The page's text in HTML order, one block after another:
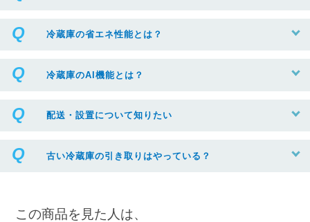
冷蔵庫の省エネ性能とは？
冷蔵庫のAI機能とは？
配送・設置について知りたい
古い冷蔵庫の引き取りはやっている？
この商品を見た人は、